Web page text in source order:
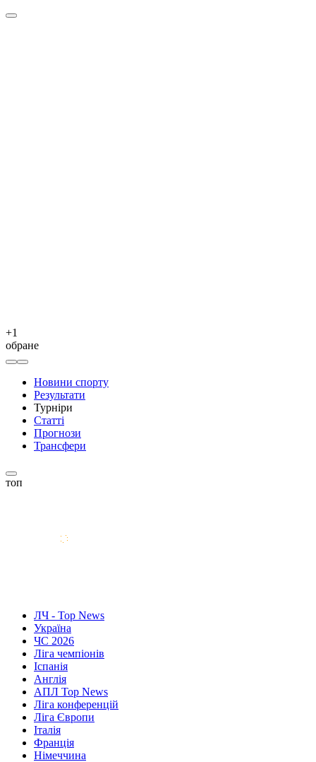
+1
обране
Новини спорту
Результати
Турніри
Статті
Прогнози
Трансфери
топ
ЛЧ - Top News
Україна
ЧС 2026
Ліга чемпіонів
Іспанія
Англія
АПЛ Top News
Ліга конференцій
Ліга Європи
Італія
Франція
Німеччина